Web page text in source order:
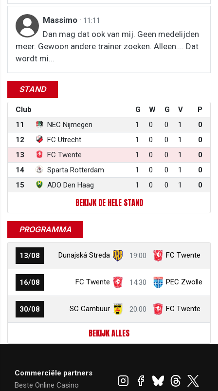
Massimo · 11:11
Dan mag dat ook van mij. Geen medelijden
meer. Gewoon andere trainer zoeken. Alleen.... Dat
wordt mi...
STAND
Club G W G V
P
11
NEC Nijmegen 1 0 0 1
0
12
FC Utrecht 1 0 0 1
0
13
FC Twente 1 0 0 1
0
14
Sparta Rotterdam 1 0 0 1
0
15
ADO Den Haag 1 0 0 1 0
BEKIJK DE HELE STAND
PROGRAMMA
13/08 Dunajská Streda 19:00 FC Twente
16/08 FC Twente 14:30 PEC Zwolle
30/08 SC Cambuur 20:00 FC Twente
BEKIJK ALLES
Commerciële partners
Beste Online Casino